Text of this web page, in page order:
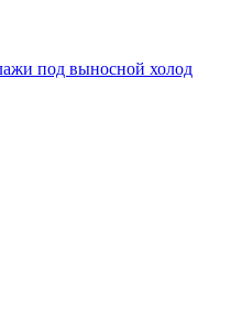
под выносной холод